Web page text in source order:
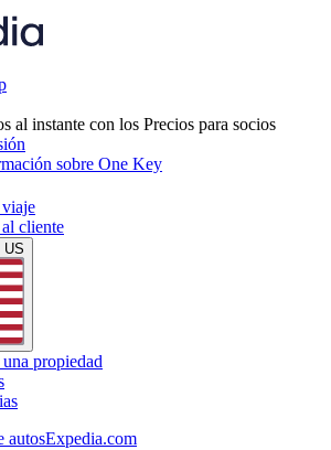
al instante con los Precios para socios
sobre One Key
viaje
cliente
US
propiedad
autosExpedia.com